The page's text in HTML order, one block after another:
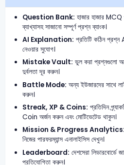
Question Bank: হাজার হাজার
ব্যাখ্যাসহ সাজানো সম্পূর্ণ প্রশ্ন ব্যাংক।
AI Explanation: প্রতিটি কঠিন প্রশ্ন
নেওয়ার সুযোগ।
Mistake Vault: ভুল করা প্রশ্নগুলো
দুর্বলতা দূর করুন।
Battle Mode: অন্য ইউজারদের সাথে
করুন।
Streak, XP & Coins: প্রতিদিন
Coin অর্জন করুন এবং মোটিভেটেড থাকুন।
Mission & Progress Analytics:
নিজের পারফরম্যান্স এনালাইসিস দেখুন।
Leaderboard: দেশসেরা লিডারবোর্ডে
প্রতিযোগিতা করুন।